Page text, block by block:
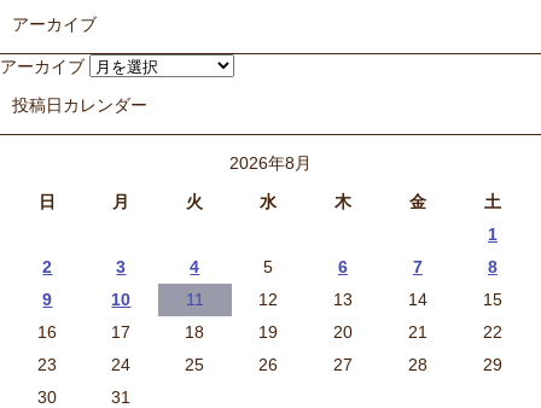
アーカイブ
アーカイブ
投稿日カレンダー
2026年8月
日
月 火 水 木 金 土
1
2
3 4 5 6 7
8
9
10 11 12 13 14
15
16
17 18 19 20 21
22
23
24 25 26 27 28
29
30
31